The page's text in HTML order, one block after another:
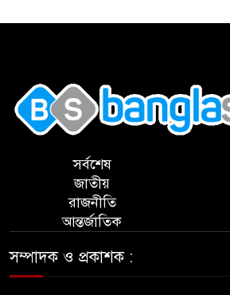
সর্বশেষ
জাতীয়
রাজনীতি
আন্তর্জাতিক
সম্পাদক ও প্রকাশক :